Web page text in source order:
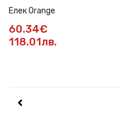
Елек Orange
60.34€
118.01лв.